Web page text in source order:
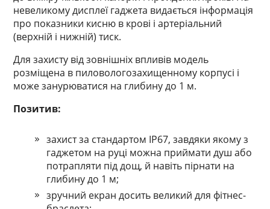
невеликому дисплеї гаджета видається інформація
про показники кисню в крові і артеріальний
(верхній і нижній) тиск.
Для захисту від зовнішніх впливів модель
розміщена в пиловологозахищенному корпусі і
може занурюватися на глибину до 1 м.
Позитив:
захист за стандартом IP67, завдяки якому з
гаджетом на руці можна приймати душ або
потрапляти під дощ, й навіть пірнати на
глибину до 1 м;
зручний екран досить великий для фітнес-